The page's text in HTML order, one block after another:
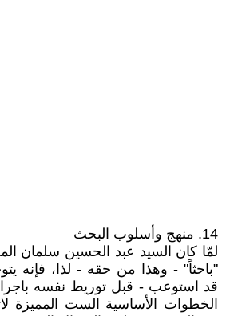
14. منهج وأسلوب البحث
لمّا كان السيد عبد الحسين سلمان
"باحثاً" - وهذا من حقه - لذا، فإنه
قد استوعب - قبل توريط نفسه
الخطوات الأساسية الست المميزة